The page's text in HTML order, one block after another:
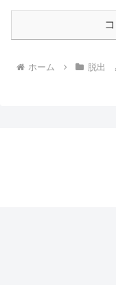
ホーム 脱出